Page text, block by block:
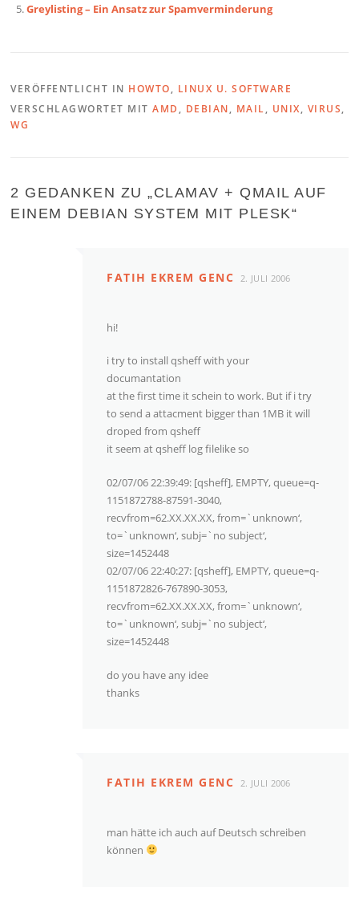
Greylisting – Ein Ansatz zur Spamverminderung
VERÖFFENTLICHT IN HOWTO, LINUX U. SOFTWARE
VERSCHLAGWORTET MITAMD , DEBIAN, MAIL, UNIX, VIRUS,
WG
2 GEDANKEN ZU „CLAMAV + QMAIL AUF
EINEM DEBIAN SYSTEM MIT PLESK“
FATIH EKREM GENC 2. JULI 2006
hi!
i try to install qsheff with your
documantation
at the first time it schein to work. But if i try
to send a attacment bigger than 1MB it will
droped from qsheff
it seem at qsheff log filelike so
02/07/06 22:39:49: [qsheff], EMPTY, queue=q-
1151872788-87591-3040,
recvfrom=62.XX.XX.XX, from=`unknown‘,
to=`unknown‘, subj=`no subject‘,
size=1452448
02/07/06 22:40:27: [qsheff], EMPTY, queue=q-
1151872826-767890-3053,
recvfrom=62.XX.XX.XX, from=`unknown‘,
to=`unknown‘, subj=`no subject‘,
size=1452448
do you have any idee
thanks
FATIH EKREM GENC 2. JULI 2006
man hätte ich auch auf Deutsch schreiben
können